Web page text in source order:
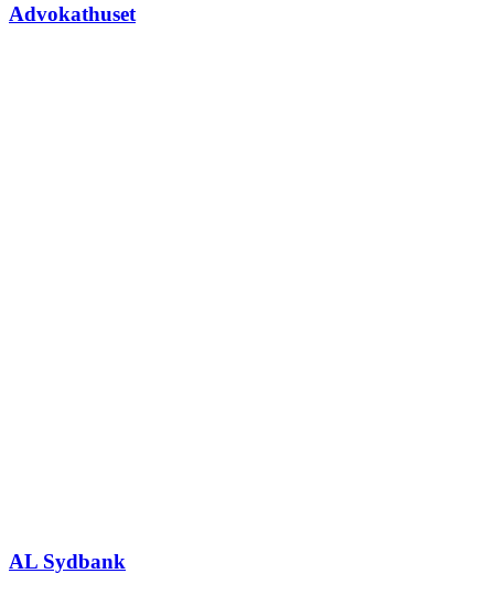
Advokathuset
AL Sydbank